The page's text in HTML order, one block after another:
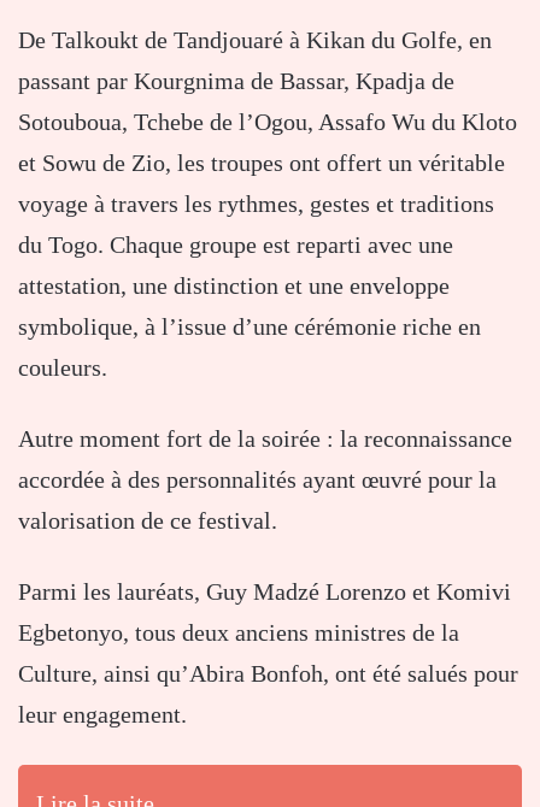
De Talkoukt de Tandjouaré à Kikan du Golfe, en
passant par Kourgnima de Bassar, Kpadja de
Sotouboua, Tchebe de l’Ogou, Assafo Wu du Kloto
et Sowu de Zio, les troupes ont offert un véritable
voyage à travers les rythmes, gestes et traditions
du Togo. Chaque groupe est reparti avec une
attestation, une distinction et une enveloppe
symbolique, à l’issue d’une cérémonie riche en
couleurs.
Autre moment fort de la soirée : la reconnaissance
accordée à des personnalités ayant œuvré pour la
valorisation de ce festival.
Parmi les lauréats, Guy Madzé Lorenzo et Komivi
Egbetonyo, tous deux anciens ministres de la
Culture, ainsi qu’Abira Bonfoh, ont été salués pour
leur engagement.